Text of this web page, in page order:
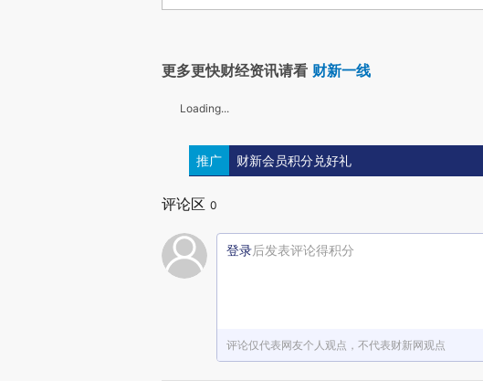
更多更快财经资讯请看 财新一线
Loading...
推广 财新会员积分兑好礼
评论区 0
登录后发表评论得积分
评论仅代表网友个人观点，不代表财新网观点